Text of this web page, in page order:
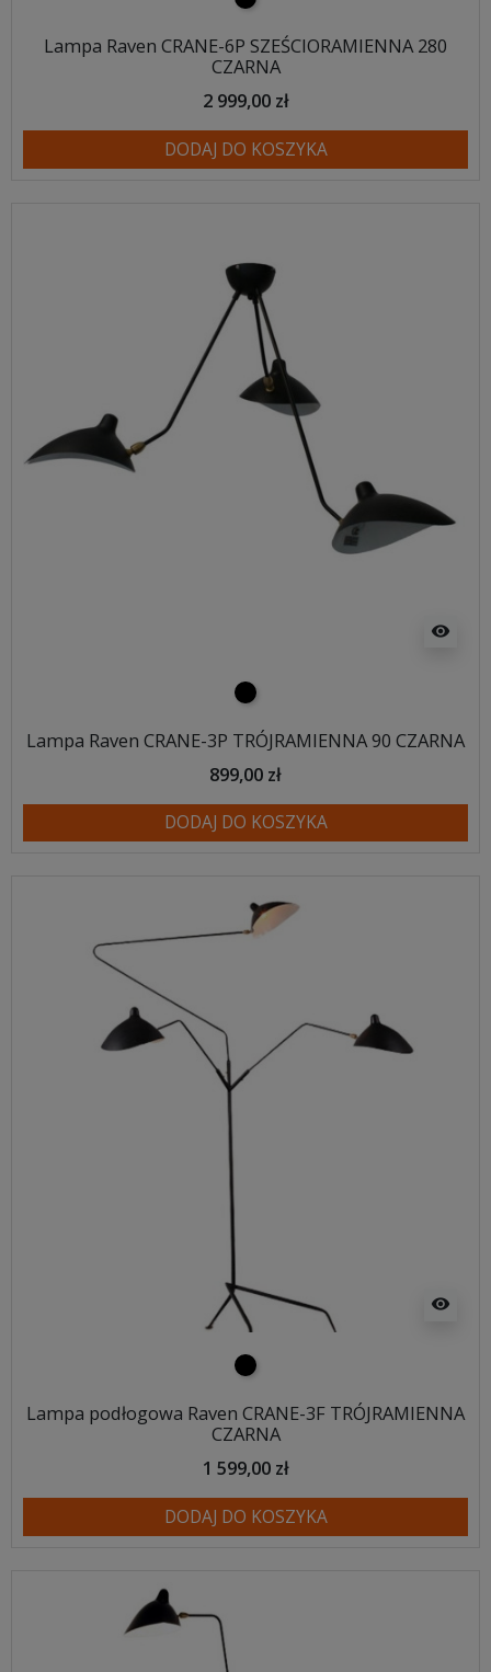
Lampa Raven CRANE-6P SZEŚCIORAMIENNA 280
CZARNA
2 999,00 zł
DODAJ DO KOSZYKA
visibility
czarny
Lampa Raven CRANE-3P TRÓJRAMIENNA 90 CZARNA
899,00 zł
DODAJ DO KOSZYKA
visibility
czarny
Lampa podłogowa Raven CRANE-3F TRÓJRAMIENNA
CZARNA
1 599,00 zł
DODAJ DO KOSZYKA